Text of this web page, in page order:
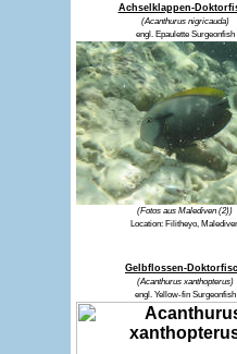
Achselklappen-
(Acanthurus nigricauda)
engl. Epaulette Surgeonfish
(Fotos aus Malediven (2))
Location: Filitheyo,
Gelbflossen-
(Acanthurus xanthopterus)
engl. Yellow-fin Surgeonfish